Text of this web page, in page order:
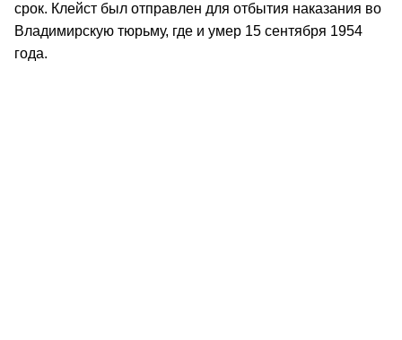
срок. Клейст был отправлен для отбытия наказания во
Владимирскую тюрьму, где и умер 15 сентября 1954
года.